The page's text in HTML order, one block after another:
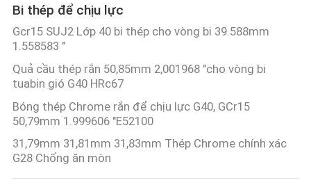
SƠ
ĐỒ
TRANG
WEB
PRIVACY
POLICY
Bi thép để chịu lực
Gcr15 SUJ2 Lớp 40 bi thép cho vòng bi 39.588mm
1.558583 "
Quả cầu thép rắn 50,85mm 2,001968 "cho vòng bi
tuabin gió G40 HRc67
Bóng thép Chrome rắn để chịu lực G40, GCr15
50,79mm 1.999606 "E52100
31,79mm 31,81mm 31,83mm Thép Chrome chính xác
G28 Chống ăn mòn